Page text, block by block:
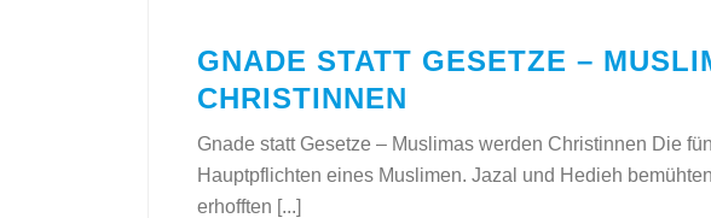
GNADE STATT GESETZE –
CHRISTINNEN
Gnade statt Gesetze – Muslimas werden Christinnen Die
Hauptpflichten eines Muslimen. Jazal und Hedieh
erhofften [...]